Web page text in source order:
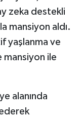
zeka destekli
mansiyon aldı.
yaşlanma ve
ile
alanında